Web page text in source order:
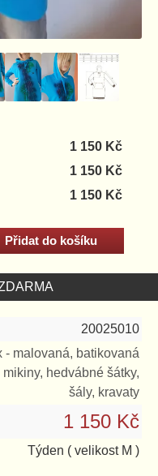
1 150 Kč
1 150 Kč
1 150 Kč
20025010
- malovaná, batikovaná
mikiny, hedvábné šátky,
šály, kravaty
1 150 Kč
Týden ( velikost M )